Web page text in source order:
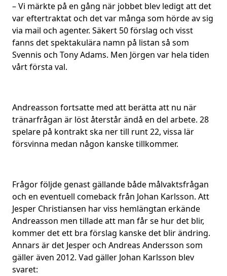
– Vi märkte på en gång när jobbet blev ledigt att det
var eftertraktat och det var många som hörde av sig
via mail och agenter. Säkert 50 förslag och visst
fanns det spektakulära namn på listan så som
Svennis och Tony Adams. Men Jörgen var hela tiden
vårt första val.
Andreasson fortsatte med att berätta att nu när
tränarfrågan är löst återstår ändå en del arbete. 28
spelare på kontrakt ska ner till runt 22, vissa lär
försvinna medan någon kanske tillkommer.
Frågor följde genast gällande både målvaktsfrågan
och en eventuell comeback från Johan Karlsson. Att
Jesper Christiansen har viss hemlängtan erkände
Andreasson men tillade att man får se hur det blir,
kommer det ett bra förslag kanske det blir ändring.
Annars är det Jesper och Andreas Andersson som
gäller även 2012. Vad gäller Johan Karlsson blev
svaret: